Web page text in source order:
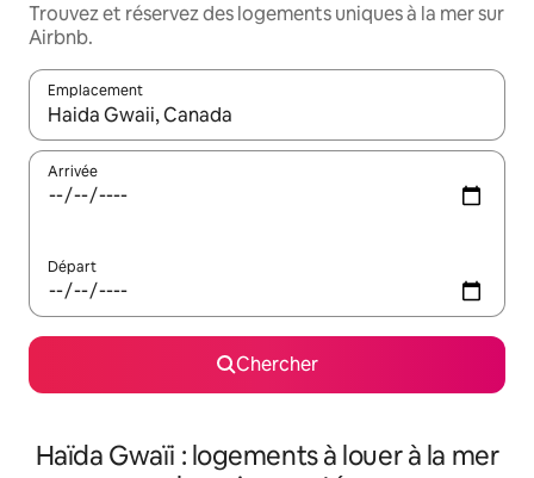
Trouvez et réservez des logements uniques à la mer sur
Airbnb.
Emplacement
Quand les résultats sont affichés, parcourez-les en utilisant
Arrivée
Départ
Chercher
Haïda Gwaïi : logements à louer à la mer